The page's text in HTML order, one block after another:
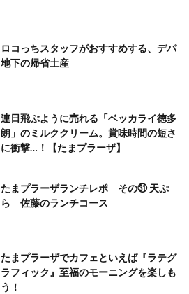
ロコっちスタッフがおすすめする、デパ
地下の帰省土産
連日飛ぶように売れる「ベッカライ徳多
朗」のミルククリーム。賞味時間の短さ
に衝撃…！【たまプラーザ】
たまプラーザランチレポ その㉛ 天ぷ
ら 佐藤のランチコース
たまプラーザでカフェといえば『ラテグ
ラフィック』至福のモーニングを楽しも
う！